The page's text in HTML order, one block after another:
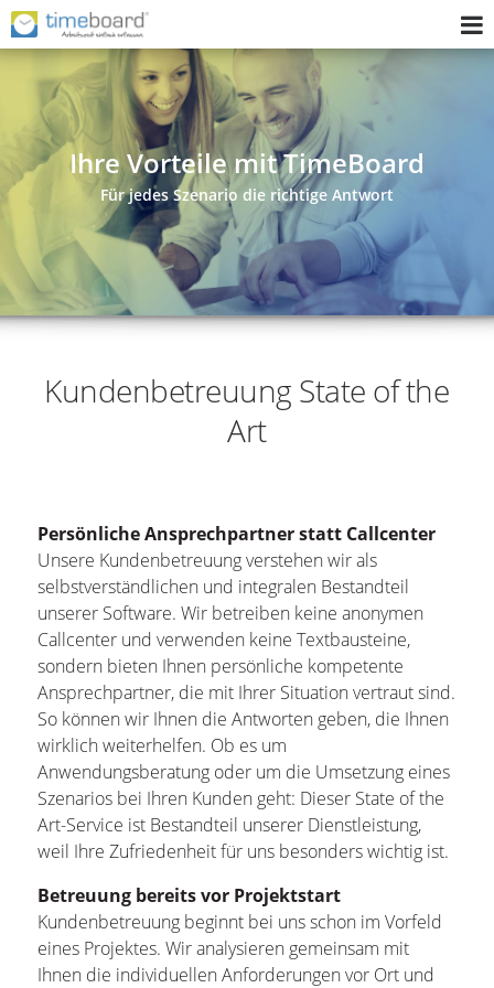
Ihre Vorteile mit TimeBoard
Für jedes Szenario die richtige Antwort
Kundenbetreuung State of the
Art
Persönliche Ansprechpartner statt Callcenter
Unsere Kundenbetreuung verstehen wir als
selbstverständlichen und integralen Bestandteil
unserer Software. Wir betreiben keine anonymen
Callcenter und verwenden keine Textbausteine,
sondern bieten Ihnen persönliche kompetente
Ansprechpartner, die mit Ihrer Situation vertraut sind.
So können wir Ihnen die Antworten geben, die Ihnen
wirklich weiterhelfen. Ob es um
Anwendungsberatung oder um die Umsetzung eines
Szenarios bei Ihren Kunden geht: Dieser State of the
Art-Service ist Bestandteil unserer Dienstleistung,
weil Ihre Zufriedenheit für uns besonders wichtig ist.
Betreuung bereits vor Projektstart
Kundenbetreuung beginnt bei uns schon im Vorfeld
eines Projektes. Wir analysieren gemeinsam mit
Ihnen die individuellen Anforderungen vor Ort und
Home
Zeiterfassungssystem
Implementierung
Fragen Sie uns
Wer wir sind
Login